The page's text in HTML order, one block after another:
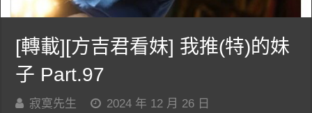
[轉載][方吉君看妹] 我推(特)的妹
子 Part.97
寂寞先生
2024 年 12 月 26 日